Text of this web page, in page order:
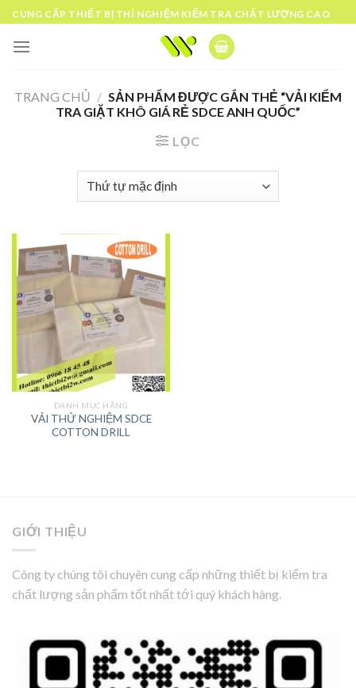
Skip
to
content
CUNG CẤP THIẾT BỊ THÍ NGHIỆM KIỂM TRA CHẤT LƯỢNG CAO
TRANG CHỦ / SẢN PHẨM ĐƯỢC GẮN THẺ “VẢI KIỂM
TRA GIẶT KHÔ GIÁ RẺ SDCE ANH QUỐC”
LỌC
DANH MỤC HÃNG
VẢI THỬ NGHIỆM SDCE
COTTON DRILL
GIỚI THIỆU
Công ty chúng tôi chuyên cung cấp những thiết bị kiểm tra
chất lượng sản phẩm tốt nhất tới quý khách hàng.